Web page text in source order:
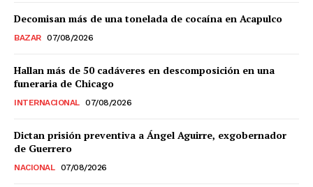
Decomisan más de una tonelada de cocaína en Acapulco
BAZAR 07/08/2026
Hallan más de 50 cadáveres en descomposición en una
funeraria de Chicago
INTERNACIONAL 07/08/2026
Dictan prisión preventiva a Ángel Aguirre, exgobernador
de Guerrero
NACIONAL 07/08/2026